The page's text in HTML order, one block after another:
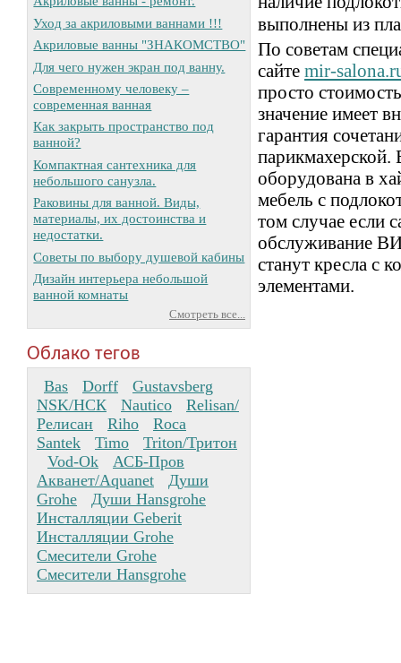
Уход за акриловыми ваннами !!!
Акриловые ванны "ЗНАКОМСТВО"
Для чего нужен экран под ванну.
Современному человеку –
современная ванная
Как закрыть пространство под
ванной?
Компактная сантехника для
небольшого санузла.
Раковины для ванной. Виды,
материалы, их достоинства и
недостатки.
Советы по выбору душевой кабины
Дизайн интерьера небольшой
ванной комнаты
Смотреть все...
Облако тегов
Bas Dorff
Gustavsberg
NSK/НСК
Nautico
Relisan/
Релисан
Riho
Roca
Santek
Timo
Triton/Тритон
Vod-Ok
АСБ-Пров
Акванет/Aquanet
Души
Grohe
Души Hansgrohe
Инсталляции Geberit
Инсталляции Grohe
Смесители Grohe
Смесители Hansgrohe
выполнены из
По советам
сайте mir-
просто
значение имеет
гарантия
парикмахерской.
оборудована в
мебель с
том случае если
обслуживание
станут кресла с
элементами.